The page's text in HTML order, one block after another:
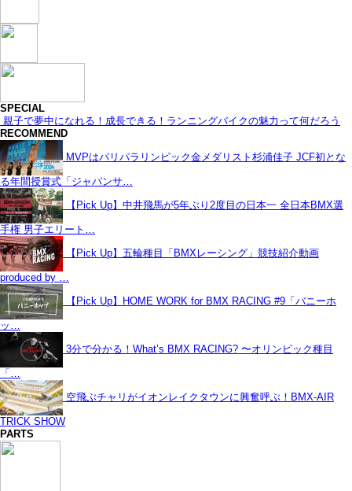
SPECIAL
親子で夢中になれる！成長できる！ランニングバイクの魅力って何だろう
RECOMMEND
MVPはパリパラリンピック金メダリスト杉浦佳子 JCF初とな
る年間授賞式「ジャパンサ…
【Pick Up】中井飛馬が5年ぶり2度目の日本一 全日本BMX選
手権 男子エリート…
【Pick Up】五輪種目「BMXレーシング」競技紹介動画
produced by …
【Pick Up】HOME WORK for BMX RACING #9「バニーホ
ッ…
3分で分かる！What’s BMX RACING? 〜オリンピック種目
「…
空飛ぶチャリがイオンレイクタウンに興奮呼ぶ！BMX-AIR
TRICK SHOW
PARTS